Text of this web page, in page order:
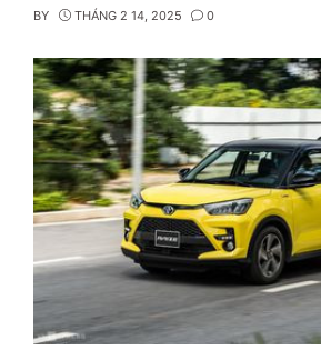
BY THÁNG 2 14, 2025 0